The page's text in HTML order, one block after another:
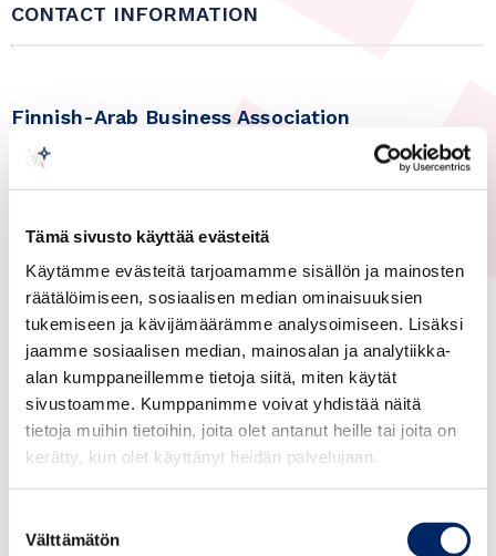
Tämä sivusto käyttää evästeitä
Käytämme evästeitä tarjoamamme sisällön ja mainosten
räätälöimiseen, sosiaalisen median ominaisuuksien
tukemiseen ja kävijämäärämme analysoimiseen. Lisäksi
jaamme sosiaalisen median, mainosalan ja analytiikka-
alan kumppaneillemme tietoja siitä, miten käytät
sivustoamme. Kumppanimme voivat yhdistää näitä
tietoja muihin tietoihin, joita olet antanut heille tai joita on
kerätty, kun olet käyttänyt heidän palvelujaan.
valinta
Välttämätön
CONTACT INFORMATION
Finnish-Arab Business Association
09.11.2016
Arabimaat, Yleinen
Invest in Namibia Conference
8-9 November 2016
“Promoting Investment for Inclusive Growth and
Industrialization” on November 8 and 9, 2016,
hosted by the Government of Namibia. The
Conference will profile Namibia’s national trade
and investment strategies as well as specific
business opportunities in the sectors of Energy,
Infrastructure Development. Additionally, a